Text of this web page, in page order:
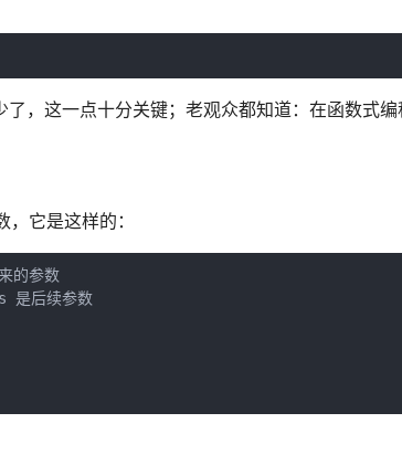
，这一点十分关键；老观众都知道：在函数式编
它是这样的：
参数
是后续参数